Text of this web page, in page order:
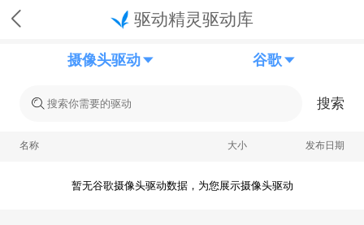
驱动精灵驱动库
摄像头驱动 谷歌
搜索
名称 大小 发布日期
暂无谷歌摄像头驱动数据，为您展示摄像头驱动